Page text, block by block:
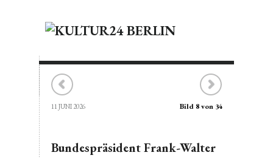
11 JUNI 2026 Bild 8 von 34
Bundespräsident Frank-Walter